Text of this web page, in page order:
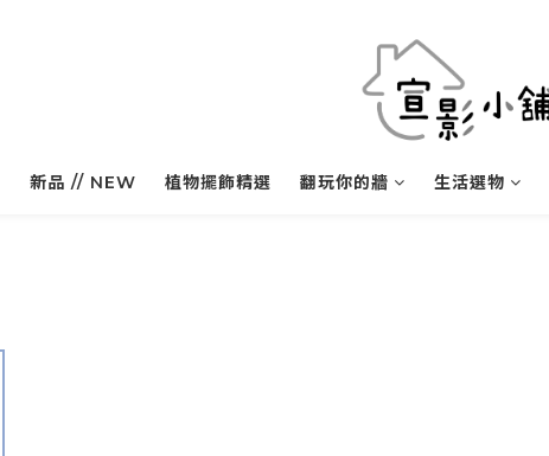
新品 // NEW 植物擺飾精選 翻玩你的牆 生活選物